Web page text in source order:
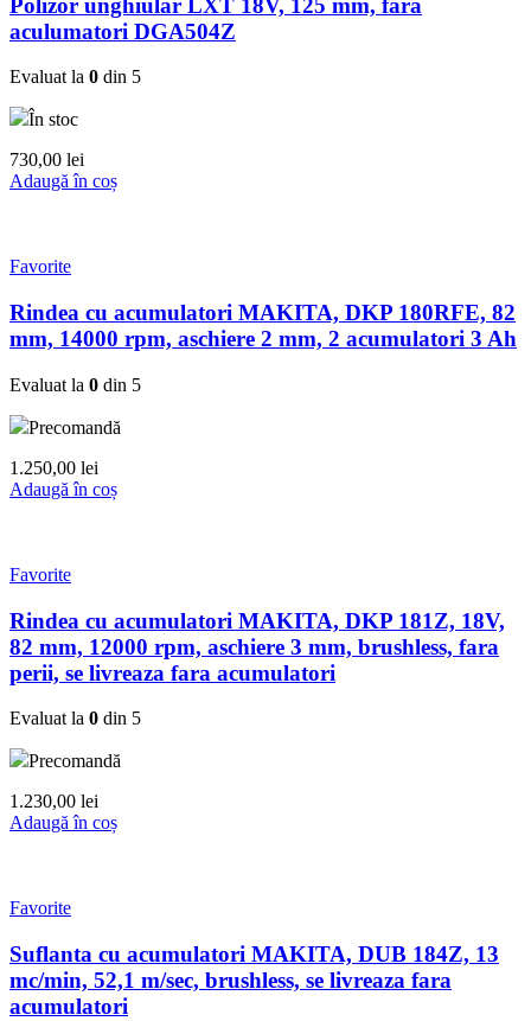
Polizor unghiular LXT 18V, 125 mm, fara
aculumatori DGA504Z
Evaluat la 0 din 5
În stoc
730,00 lei
Adaugă în coș
Favorite
Rindea cu acumulatori MAKITA, DKP 180RFE, 82
mm, 14000 rpm, aschiere 2 mm, 2 acumulatori 3 Ah
Evaluat la 0 din 5
Precomandă
1.250,00 lei
Adaugă în coș
Favorite
Rindea cu acumulatori MAKITA, DKP 181Z, 18V,
82 mm, 12000 rpm, aschiere 3 mm, brushless, fara
perii, se livreaza fara acumulatori
Evaluat la 0 din 5
Precomandă
1.230,00 lei
Adaugă în coș
Favorite
Suflanta cu acumulatori MAKITA, DUB 184Z, 13
mc/min, 52,1 m/sec, brushless, se livreaza fara
acumulatori